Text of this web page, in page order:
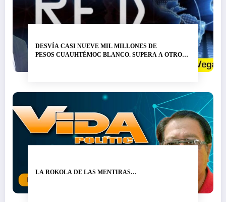
DESVÍA CASI NUEVE MIL MILLONES DE
PESOS CUAUHTÉMOC BLANCO. SUPERA A OTRO
LA ROKOLA DE LAS MENTIRAS…